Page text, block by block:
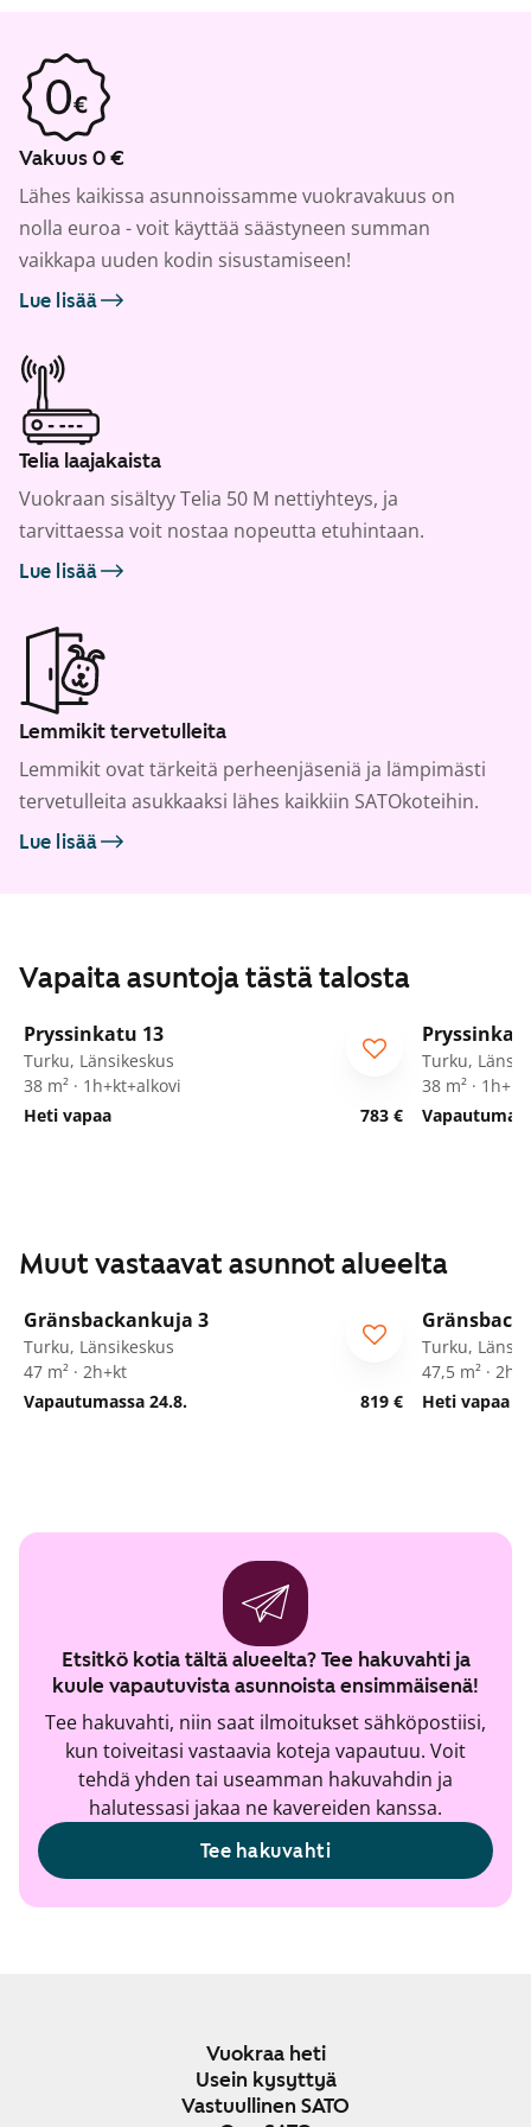
Vakuus 0 €
Lähes kaikissa asunnoissamme vuokravakuus on
nolla euroa - voit käyttää säästyneen summan
vaikkapa uuden kodin sisustamiseen!
Lue lisää
Telia laajakaista
Vuokraan sisältyy Telia 50 M nettiyhteys, ja
tarvittaessa voit nostaa nopeutta etuhintaan.
Lue lisää
Lemmikit tervetulleita
Lemmikit ovat tärkeitä perheenjäseniä ja lämpimästi
tervetulleita asukkaaksi lähes kaikkiin SATOkoteihin.
Lue lisää
Vapaita asuntoja tästä talosta
/9
Pryssinkatu 13
Turku, Länsikeskus
38 m² · 1h+kt+alkovi
Heti vapaa
783 €
Turku,
38 m² ·
Muut vastaavat asunnot alueelta
Gränsbackankuja 3
Turku, Länsikeskus
47 m² · 2h+kt
Vapautumassa 24.8.
819 €
Turku,
47,5 m² ·
Heti vapaa
Etsitkö kotia tältä alueelta? Tee hakuvahti ja
kuule vapautuvista asunnoista ensimmäisenä!
Tee hakuvahti, niin saat ilmoitukset sähköpostiisi,
kun toiveitasi vastaavia koteja vapautuu. Voit
tehdä yhden tai useamman hakuvahdin ja
halutessasi jakaa ne kavereiden kanssa.
Tee hakuvahti
Vuokraa heti
Usein kysyttyä
Vastuullinen SATO